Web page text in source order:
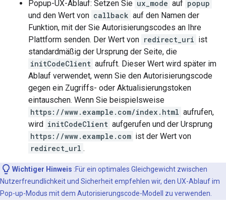
Popup-UX-Ablauf: Setzen Sie ux_mode auf popup
und den Wert von callback auf den Namen der
Funktion, mit der Sie Autorisierungscodes an Ihre
Plattform senden. Der Wert von redirect_uri ist
standardmäßig der Ursprung der Seite, die
initCodeClient aufruft. Dieser Wert wird später im
Ablauf verwendet, wenn Sie den Autorisierungscode
gegen ein Zugriffs- oder Aktualisierungstoken
eintauschen. Wenn Sie beispielsweise
https://www.example.com/index.html aufrufen,
wird initCodeClient aufgerufen und der Ursprung
https://www.example.com ist der Wert von
redirect_url .
Wichtiger Hinweis :Für ein optimales Gleichgewicht zwischen
Nutzerfreundlichkeit und Sicherheit empfehlen wir, den UX-Ablauf im
Pop-up-Modus mit dem Autorisierungscode-Modell zu verwenden.